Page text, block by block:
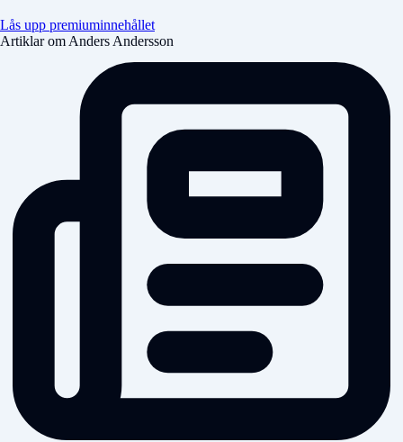
Lås upp premiuminnehållet
Artiklar om Anders Andersson